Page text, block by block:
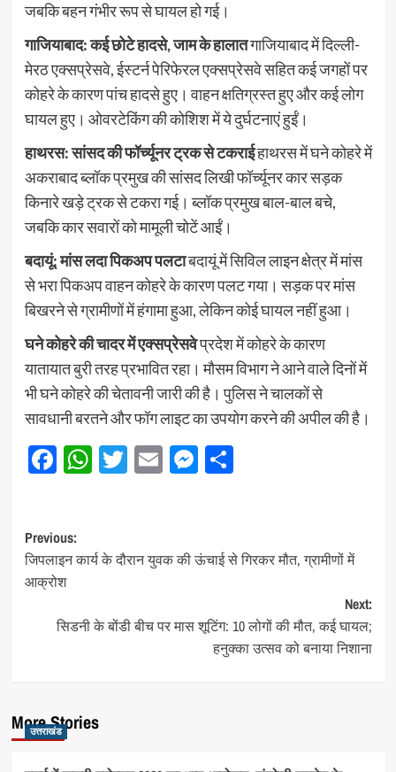
जबकि बहन गंभीर रूप से घायल हो गई।
गाजियाबाद: कई छोटे हादसे, जाम के हालातगाजियाबाद में दिल्ली-
मेरठ एक्सप्रेसवे, ईस्टर्न पेरिफेरल एक्सप्रेसवे सहित कई जगहों पर
कोहरे के कारण पांच हादसे हुए। वाहन क्षतिग्रस्त हुए और कई लोग
घायल हुए। ओवरटेकिंग की कोशिश में ये दुर्घटनाएं हुईं।
हाथरस: सांसद की फॉर्च्यूनर ट्रक से टकराईहाथरस में घने कोहरे में
अकराबाद ब्लॉक प्रमुख की सांसद लिखी फॉर्च्यूनर कार सड़क
किनारे खड़े ट्रक से टकरा गई। ब्लॉक प्रमुख बाल-बाल बचे,
जबकि कार सवारों को मामूली चोटें आईं।
बदायूं: मांस लदा पिकअप पलटाबदायूं में सिविल लाइन क्षेत्र में मांस
से भरा पिकअप वाहन कोहरे के कारण पलट गया। सड़क पर मांस
बिखरने से ग्रामीणों में हंगामा हुआ, लेकिन कोई घायल नहीं हुआ।
घने कोहरे की चादर में एक्सप्रेसवेप्रदेश में कोहरे के कारण
यातायात बुरी तरह प्रभावित रहा। मौसम विभाग ने आने वाले दिनों में
भी घने कोहरे की चेतावनी जारी की है। पुलिस ने चालकों से
सावधानी बरतने और फॉग लाइट का उपयोग करने की अपील की है।
Facebook
WhatsApp
Twitter
EmailMessenger
Share
Post
navigation
Previous:
जिपलाइन कार्य के दौरान युवक की ऊंचाई से गिरकर मौत, ग्रामीणों में
आक्रोश
Next:
सिडनी के बोंडी बीच पर मास शूटिंग: 10 लोगों की मौत, कई घायल;
हनुक्का उत्सव को बनाया निशाना
More Stories
उत्तराखंड